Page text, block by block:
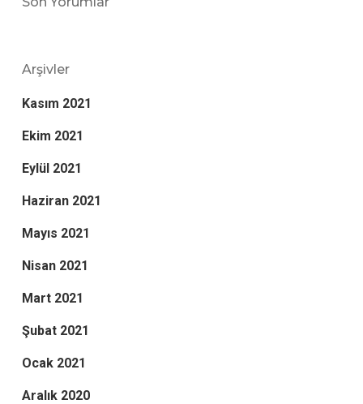
Arşivler
Kasım 2021
Ekim 2021
Eylül 2021
Haziran 2021
Mayıs 2021
Nisan 2021
Mart 2021
Şubat 2021
Ocak 2021
Aralık 2020